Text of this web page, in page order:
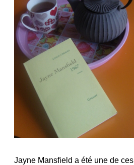
Jayne Mansfield a été une de ces